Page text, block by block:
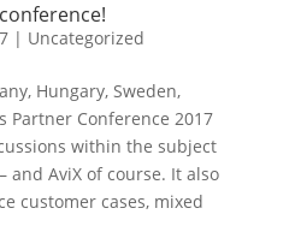
| Uncategorized
Hungary, Sweden,
Partner Conference 2017
within the subject
and AviX of course. It also
customer cases, mixed